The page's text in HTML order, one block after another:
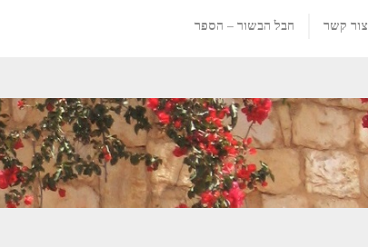
צור קשר חבל הבשור – הספר